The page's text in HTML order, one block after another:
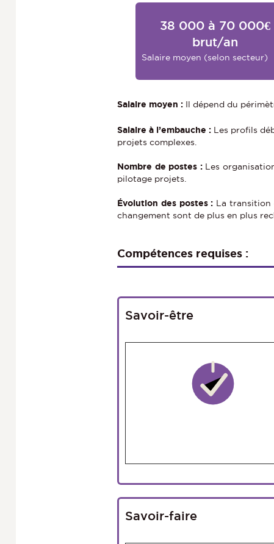
38 000 à 70 000€
brut/an
Salaire moyen (selon secteur)
Salaire moyen : Il dépend du
Salaire à l’embauche : Les profils
projets complexes.
Nombre de postes :Les
pilotage projets.
Évolution des postes : La transition
changement sont de plus en plus
Compétences requises :
Savoir-être
Savoir-faire